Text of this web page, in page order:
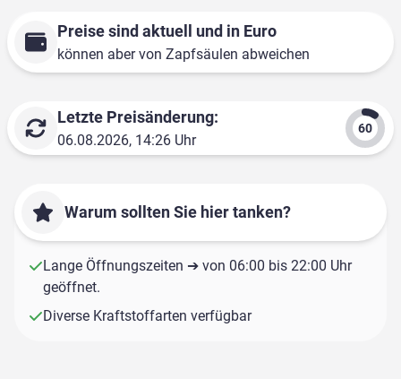
Preise sind aktuell und in Euro
können aber von Zapfsäulen abweichen
Letzte Preisänderung:
06.08.2026, 14:26 Uhr
Warum sollten Sie hier tanken?
Lange Öffnungszeiten ➔ von 06:00 bis 22:00 Uhr
geöffnet.
Diverse Kraftstoffarten verfügbar